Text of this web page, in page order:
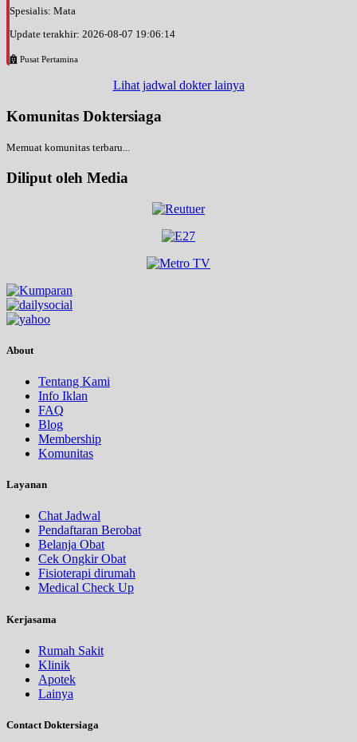
Spesialis: Mata
Update terakhir: 2026-08-07 19:06:14
Pusat Pertamina
Lihat jadwal dokter lainya
Komunitas Doktersiaga
Memuat komunitas terbaru...
Diliput oleh Media
About
Tentang Kami
Info Iklan
FAQ
Blog
Membership
Komunitas
Layanan
Chat Jadwal
Pendaftaran Berobat
Belanja Obat
Cek Ongkir Obat
Fisioterapi dirumah
Medical Check Up
Kerjasama
Rumah Sakit
Klinik
Apotek
Lainya
Contact Doktersiaga